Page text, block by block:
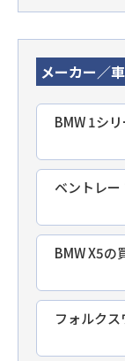
メーカー／
BMW 1シ
ベントレ
BMW X5の
フォルク